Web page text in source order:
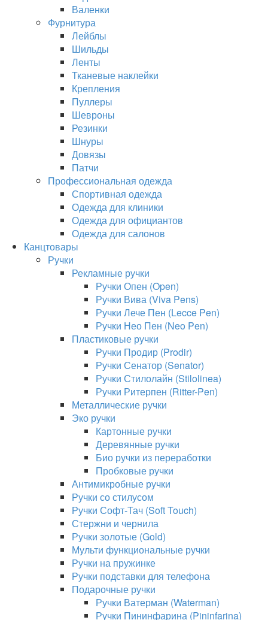
Валенки
Фурнитура
Лейблы
Шильды
Ленты
Тканевые наклейки
Крепления
Пуллеры
Шевроны
Резинки
Шнуры
Довязы
Патчи
Профессиональная одежда
Спортивная одежда
Одежда для клиники
Одежда для официантов
Одежда для салонов
Канцтовары
Ручки
Рекламные ручки
Ручки Опен (Open)
Ручки Вива (Viva Pens)
Ручки Лече Пен (Lecce Pen)
Ручки Нео Пен (Neo Pen)
Пластиковые ручки
Ручки Продир (Prodir)
Ручки Сенатор (Senator)
Ручки Стилолайн (Stilolinea)
Ручки Ритерпен (Ritter-Pen)
Металлические ручки
Эко ручки
Картонные ручки
Деревянные ручки
Био ручки из переработки
Пробковые ручки
Антимикробные ручки
Ручки со стилусом
Ручки Софт-Тач (Soft Touch)
Стержни и чернила
Ручки золотые (Gold)
Мульти функциональные ручки
Ручки на пружинке
Ручки подставки для телефона
Подарочные ручки
Ручки Ватерман (Waterman)
Ручки Пининфарина (Pininfarina)